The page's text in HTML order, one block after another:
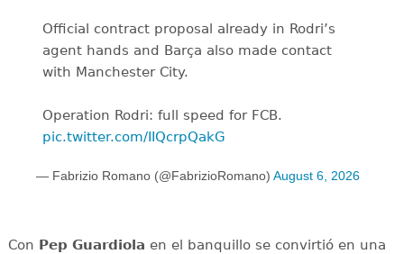
Official contract proposal already in Rodri’s
agent hands and Barça also made contact
with Manchester City.
Operation Rodri: full speed for FCB.
pic.twitter.com/IIQcrpQakG
— Fabrizio Romano (@FabrizioRomano) August 6, 2026
Con Pep Guardiola en el banquillo se convirtió en una